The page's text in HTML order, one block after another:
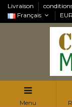
Livraison
Français
Menu